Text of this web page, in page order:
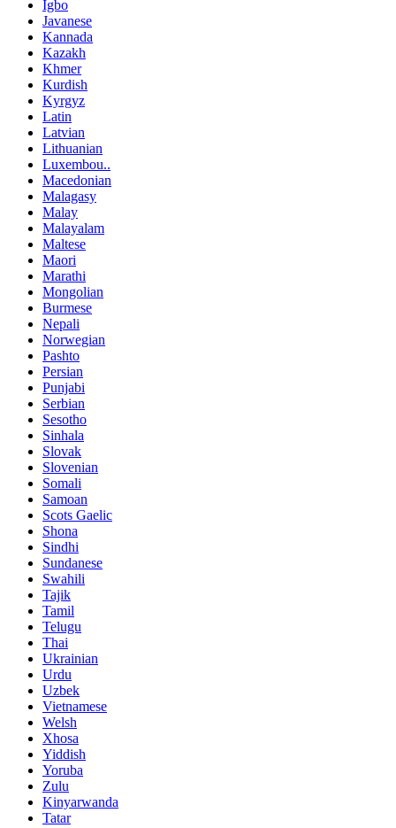
Igbo
Javanese
Kannada
Kazakh
Khmer
Kurdish
Kyrgyz
Latin
Latvian
Lithuanian
Luxembou..
Macedonian
Malagasy
Malay
Malayalam
Maltese
Maori
Marathi
Mongolian
Burmese
Nepali
Norwegian
Pashto
Persian
Punjabi
Serbian
Sesotho
Sinhala
Slovak
Slovenian
Somali
Samoan
Scots Gaelic
Shona
Sindhi
Sundanese
Swahili
Tajik
Tamil
Telugu
Thai
Ukrainian
Urdu
Uzbek
Vietnamese
Welsh
Xhosa
Yiddish
Yoruba
Zulu
Kinyarwanda
Tatar